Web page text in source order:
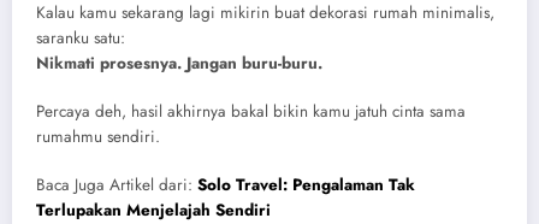
Kalau kamu sekarang lagi mikirin buat dekorasi rumah minimalis,
saranku satu:
Nikmati prosesnya. Jangan buru-buru.
Percaya deh, hasil akhirnya bakal bikin kamu jatuh cinta sama
rumahmu sendiri.
Baca Juga Artikel dari: Solo Travel: Pengalaman Tak
Terlupakan Menjelajah Sendiri